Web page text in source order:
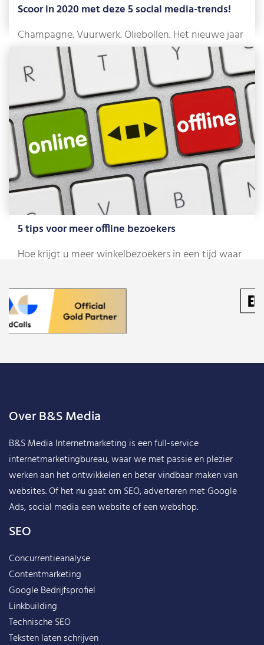
Scoor in 2020 met deze 5 social media-trends!
Champagne. Vuurwerk. Oliebollen. Het nieuwe jaar
heeft zijn intrede gedaan. De mist van
oudejaarsavond […]
Lees meer »
5 tips voor meer offline bezoekers
Hoe krijgt u meer winkelbezoekers in een tijd waar
Over B&S Media
B&S Media Internetmarketing is een full-service
internetmarketingbureau, waar we met passie en plezier
werken aan het ontwikkelen en beter vindbaar maken van
websites. Of het nu gaat om SEO, adverteren met Google
Ads, social media een website of een webshop.
SEO
Concurrentieanalyse
Contentmarketing
Google Bedrijfsprofiel
Linkbuilding
Technische SEO
Teksten laten schrijven